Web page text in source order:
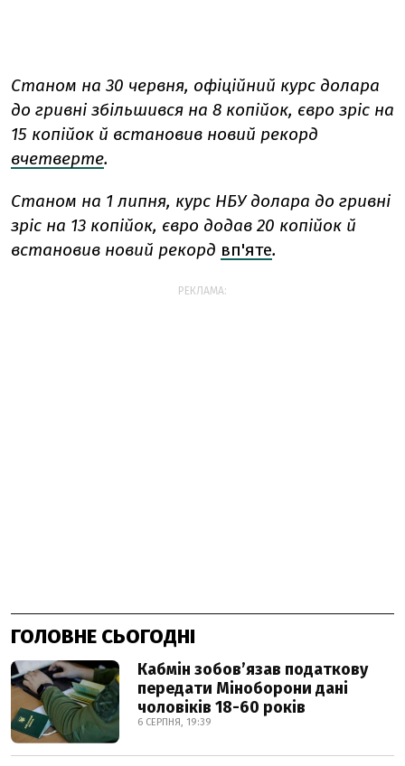
Станом на 30 червня, офіційний курс долара
до гривні збільшився на 8 копійок, євро зріс на
15 копійок й встановив новий рекорд
вчетверте.
Станом на 1 липня, курс НБУ долара до гривні
зріс на 13 копійок, євро додав 20 копійок й
встановив новий рекорд вп'яте.
РЕКЛАМА:
ГОЛОВНЕ СЬОГОДНІ
Кабмін зобовʼязав податкову
передати Міноборони дані
чоловіків 18-60 років
6 СЕРПНЯ, 19:39